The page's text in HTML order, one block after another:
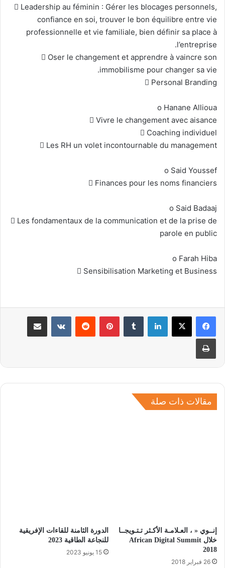
 Leadership au féminin : Gérer les blocages personnels,
confiance en soi, trouver le bon équilibre entre vie
professionnelle et vie familiale, bien définir sa place à
l’entreprise.
 Oser le changement et apprendre à vaincre son
immobilisme pour changer sa vie.
 Personal Branding
o Hanane Allioua
 Vivre le changement avec aisance
 Coaching individuel
 Les RH un volet incontournable du management
o Said Youssef
 Finances pour les noms financiers
o Said Badaaj
 Les fondamentaux de la communication et de la prise de
parole en public
o Farah Hiba
 Sensibilisation Marketing et Business
لينكدإن بينتيريست مشاركة عبر البريد
طباعة
مقالات ذات صلة
إنــوي « ، العـلامـة الأكـثر تـتـويجــا
خلال African Digital Summit
2018
26 فبراير 2018
الدورة الثامنة للقاءات الإفريقية
للنجاعة الطاقية 2023
15 يونيو 2023